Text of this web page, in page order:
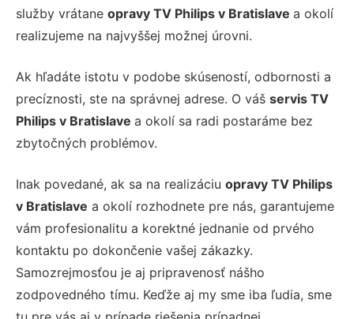
služby vrátane opravy TV Philips v Bratislave a okolí
realizujeme na najvyššej možnej úrovni.
Ak hľadáte istotu v podobe skúseností, odbornosti a
precíznosti, ste na správnej adrese. O váš servis TV
Philips v Bratislave a okolí sa radi postaráme bez
zbytočných problémov.
Inak povedané, ak sa na realizáciu opravy TV Philips
v Bratislave a okolí rozhodnete pre nás, garantujeme
vám profesionalitu a korektné jednanie od prvého
kontaktu po dokončenie vašej zákazky.
Samozrejmosťou je aj pripravenosť nášho
zodpovedného tímu. Keďže aj my sme iba ľudia, sme